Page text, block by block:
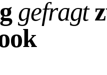
gefragt